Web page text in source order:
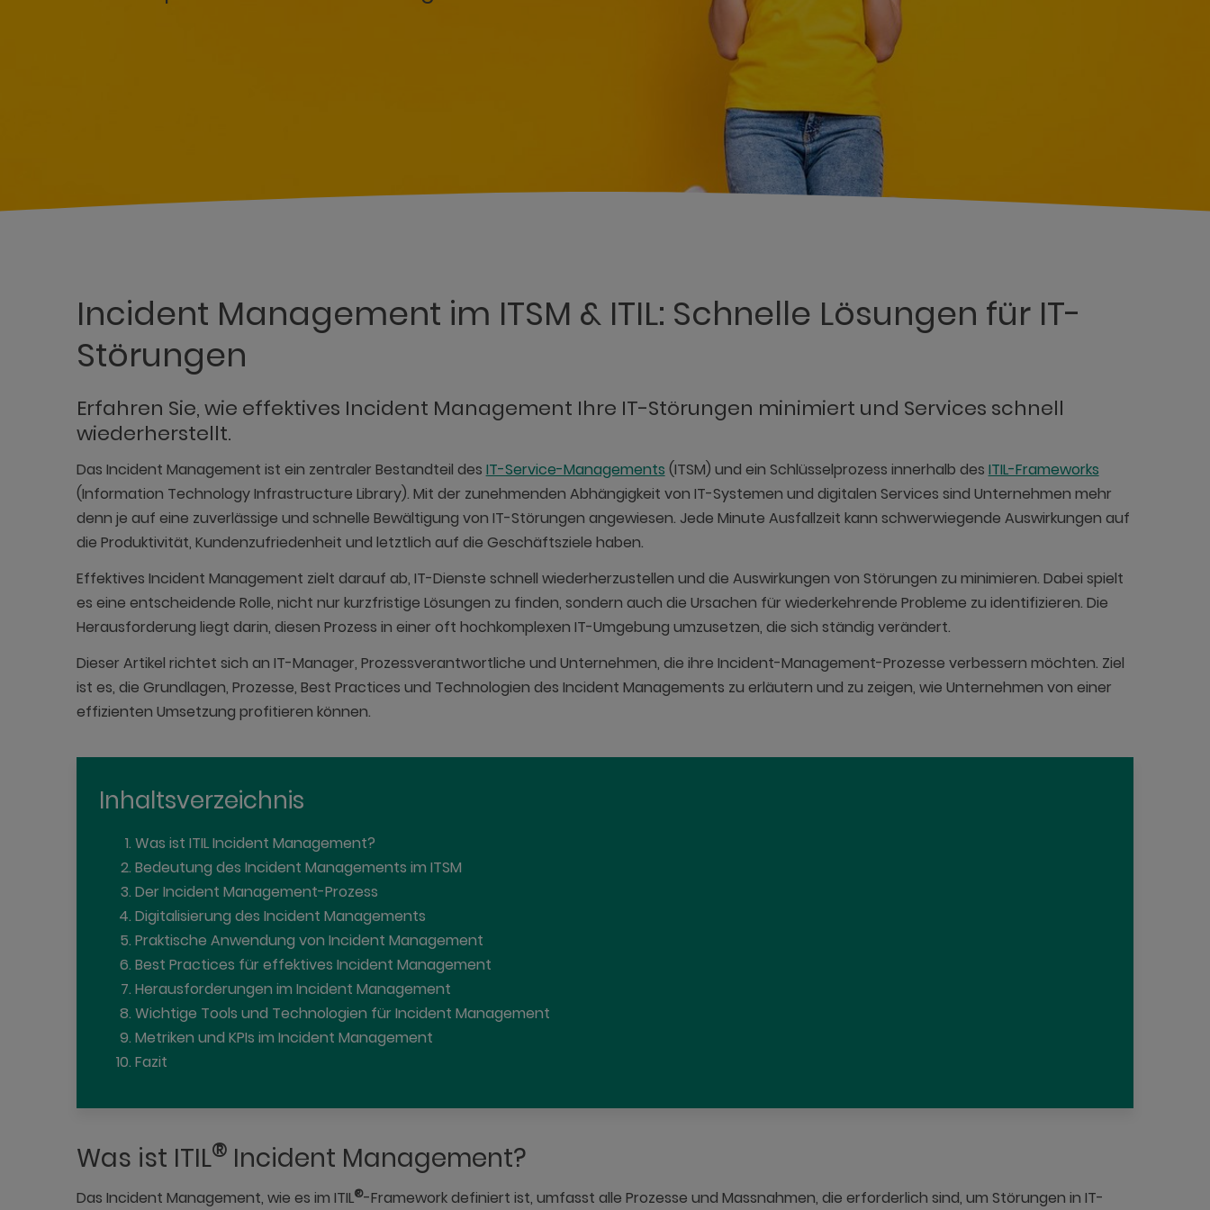
Incident Management im ITSM & ITIL: Schnelle Lösungen für IT-
Störungen
Erfahren Sie, wie effektives Incident Management Ihre IT-Störungen minimiert und Services schnell
wiederherstellt.
Das Incident Management ist ein zentraler Bestandteil des IT-Service-Managements (ITSM) und ein Schlüsselprozess innerhalb des ITIL-Frameworks
(Information Technology Infrastructure Library). Mit der zunehmenden Abhängigkeit von IT-Systemen und digitalen Services sind Unternehmen mehr
denn je auf eine zuverlässige und schnelle Bewältigung von IT-Störungen angewiesen. Jede Minute Ausfallzeit kann schwerwiegende Auswirkungen auf
die Produktivität, Kundenzufriedenheit und letztlich auf die Geschäftsziele haben.
Effektives Incident Management zielt darauf ab, IT-Dienste schnell wiederherzustellen und die Auswirkungen von Störungen zu minimieren. Dabei spielt
es eine entscheidende Rolle, nicht nur kurzfristige Lösungen zu finden, sondern auch die Ursachen für wiederkehrende Probleme zu identifizieren. Die
Herausforderung liegt darin, diesen Prozess in einer oft hochkomplexen IT-Umgebung umzusetzen, die sich ständig verändert.
Dieser Artikel richtet sich an IT-Manager, Prozessverantwortliche und Unternehmen, die ihre Incident-Management-Prozesse verbessern möchten. Ziel
ist es, die Grundlagen, Prozesse, Best Practices und Technologien des Incident Managements zu erläutern und zu zeigen, wie Unternehmen von einer
effizienten Umsetzung profitieren können.
Inhaltsverzeichnis
Was ist ITIL Incident Management?
Bedeutung des Incident Managements im ITSM
Der Incident Management-Prozess
Digitalisierung des Incident Managements
Praktische Anwendung von Incident Management
Best Practices für effektives Incident Management
Herausforderungen im Incident Management
Wichtige Tools und Technologien für Incident Management
Metriken und KPIs im Incident Management
Fazit
Was ist ITIL®Incident Management?
Das Incident Management, wie es im ITIL®-Framework definiert ist, umfasst alle Prozesse und Massnahmen, die erforderlich sind, um Störungen in IT-